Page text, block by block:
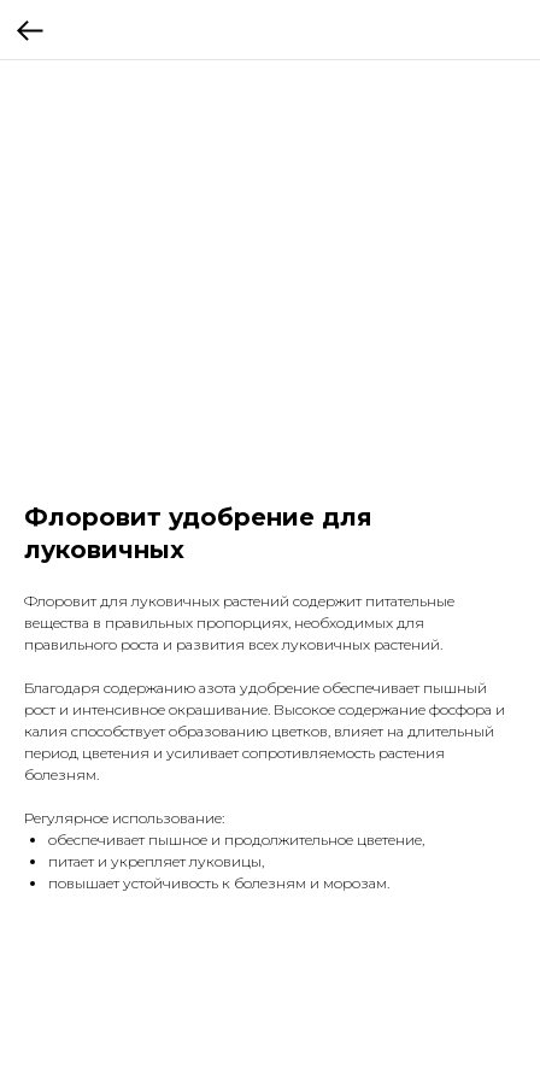
Флоровит удобрение для
луковичных
Флоровит для луковичных растений содержит питательные
вещества в правильных пропорциях, необходимых для
правильного роста и развития всех луковичных растений.
Благодаря содержанию азота удобрение обеспечивает пышный
рост и интенсивное окрашивание. Высокое содержание фосфора и
калия способствует образованию цветков, влияет на длительный
период цветения и усиливает сопротивляемость растения
болезням.
Регулярное использование:
обеспечивает пышное и продолжительное цветение,
питает и укрепляет луковицы,
повышает устойчивость к болезням и морозам.